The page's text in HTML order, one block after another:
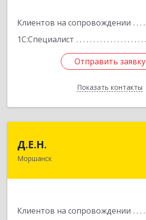
Клиентов на сопровождении
1С:Специалист
Отправить заявку
Показать контакты
Отправить заявку
Назад
Д.Е.Н.
Моршанск
Клиентов на сопровождении